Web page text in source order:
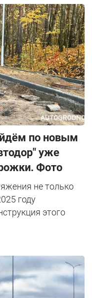
по новым
уже
Фото
не только
году
этого